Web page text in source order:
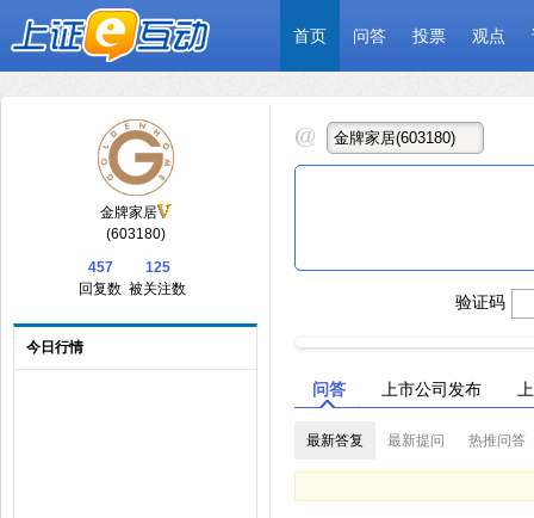
首页 问答 投票 观点
金牌家居
(603180)
457
回复数
125
被关注数
今日行情
验证码
问答 上市公司发布
最新答复 最新提问 热推问答